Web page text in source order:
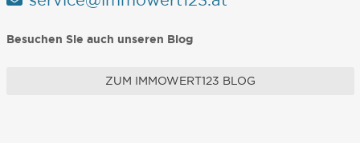
Besuchen Sie auch unseren Blog
ZUM IMMOWERT123 BLOG